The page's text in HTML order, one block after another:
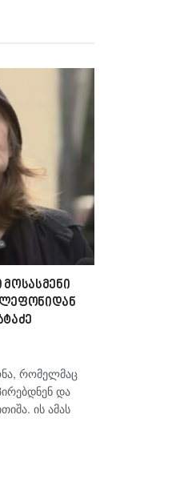
რომელმაც
და
ის ამას